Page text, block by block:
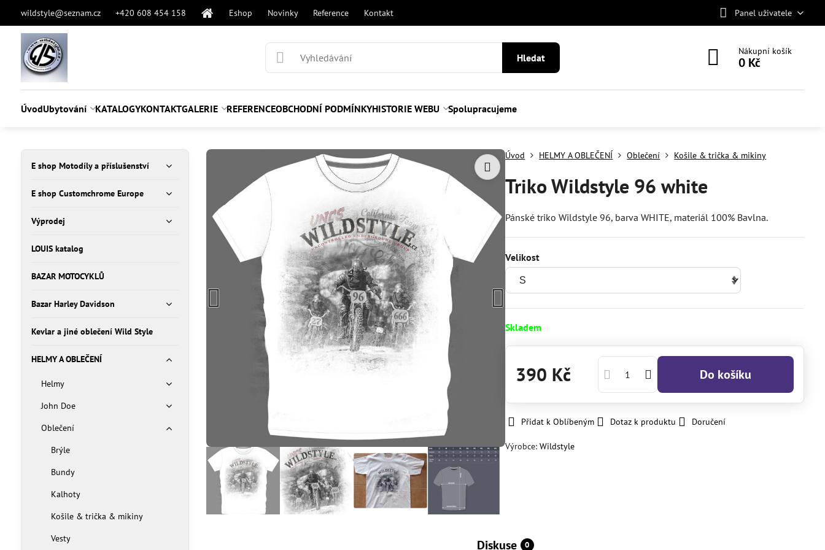
wildstyle@seznam.cz +420 608 454 158 Eshop Novinky Reference Kontakt Panel uživatele
Hledat
Nákupní košík
0 Kč
ÚvodUbytování KATALOGYKONTAKTGALERIE REFERENCEOBCHODNÍ PODMÍNKYHISTORIE WEBU Spolupracujeme
Úvod HELMY A OBLEČENÍ Oblečení Košile & trička & mikiny
Triko Wildstyle 96 white
Pánské triko Wildstyle 96, barva WHITE, materiál 100% Bavlna.
Velikost
Skladem
390 Kč Do košíku
Přidat k Oblíbeným Dotaz k produktu Doručení
Výrobce:Wildstyle
Diskuse 0
E shop Motodíly a příslušenství
E shop Customchrome Europe
Výprodej
LOUIS katalog
BAZAR MOTOCYKLŮ
Bazar Harley Davidson
Kevlar a jiné oblečení Wild Style
HELMY A OBLEČENÍ
Helmy
John Doe
Oblečení
Brýle
Bundy
Kalhoty
Košile & trička & mikiny
Vesty